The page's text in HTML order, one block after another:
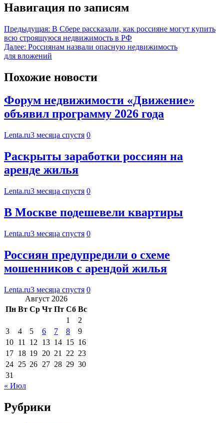
Навигация по записям
Предыдущая: В Сбере рассказали, как россияне могут купить
всю строящуюся недвижимость в РФ
Далее: Россиянам назвали опасную недвижимость
для вложений
Похожие новости
Форум недвижимости «Движение»
объявил программу 2026 года
Lenta.ru3 месяца спустя 0
Раскрыты заработки россиян на
аренде жилья
Lenta.ru3 месяца спустя 0
В Москве подешевели квартиры
Lenta.ru3 месяца спустя 0
Россиян предупредили о схеме
мошенников с арендой жилья
Lenta.ru3 месяца спустя 0
Август 2026
Пн Вт Ср Чт Пт Сб Вс
1
2
3
4 5 6 7 8
9
10 11 12 13 14 15 16
17 18 19 20 21 22 23
24 25 26 27 28 29 30
31
« Июл
Рубрики